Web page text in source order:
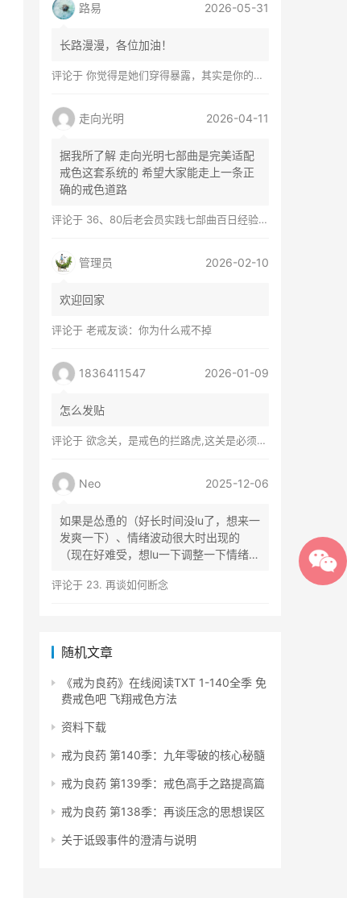
路易 2026-05-31
长路漫漫，各位加油！
评论于 你觉得是她们穿得暴露，其实是你的心在着火
走向光明 2026-04-11
据我所了解 走向光明七部曲是完美适配
戒色这套系统的 希望大家能走上一条正
确的戒色道路
评论于 36、80后老会员实践七部曲百日经验谈兼苦口忠言
管理员 2026-02-10
欢迎回家
评论于 老戒友谈：你为什么戒不掉
1836411547 2026-01-09
怎么发贴
评论于 欲念关，是戒色的拦路虎,这关是必须过的
Neo 2025-12-06
如果是怂恿的（好长时间没lu了，想来一
发爽一下）、情绪波动很大时出现的
（现在好难受，想lu一下调整一下情绪）
评论于 23. 再谈如何断念
随机文章
《戒为良药》在线阅读TXT 1-140全季 免
费戒色吧 飞翔戒色方法
资料下载
戒为良药 第140季：九年零破的核心秘髓
戒为良药 第139季：戒色高手之路提高篇
戒为良药 第138季：再谈压念的思想误区
关于诋毁事件的澄清与说明